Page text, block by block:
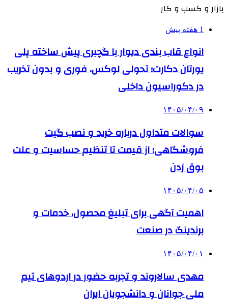
بازار و کسب و کار
1 هفته پیش
انواع قاب بندی دیوار با گچبری پیش ساخته پلی
یورتان دکارت؛ تحولی لوکس، فوری و بدون تخریب
در دکوراسیون داخلی
۱۴۰۵/۰۴/۰۹
سوالات متداول درباره خرید و نصب گیت
فروشگاهی؛ از قیمت تا تنظیم حساسیت و علت
بوق زدن
۱۴۰۵/۰۴/۰۵
اهمیت آگهی برای تبلیغ محصول، خدمات و
برندینگ در صنعت
۱۴۰۵/۰۴/۰۱
مهدی سالاروند و تجربه حضور در اردوهای تیم
ملی جوانان و دانشجویان ایران